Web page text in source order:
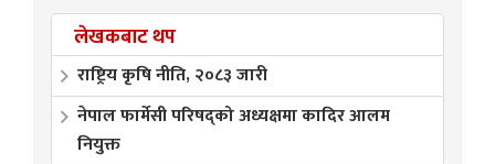
लेखकबाट थप
राष्ट्रिय कृषि नीति, २०८३ जारी
नेपाल फार्मेसी परिषद्को अध्यक्षमा कादिर आलम
नियुक्त